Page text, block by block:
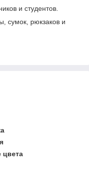
и студентов.
сумок, рюкзаков и
цвета